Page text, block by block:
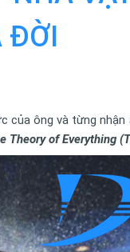
ĐỜI
của ông và từng
Theory of Everything